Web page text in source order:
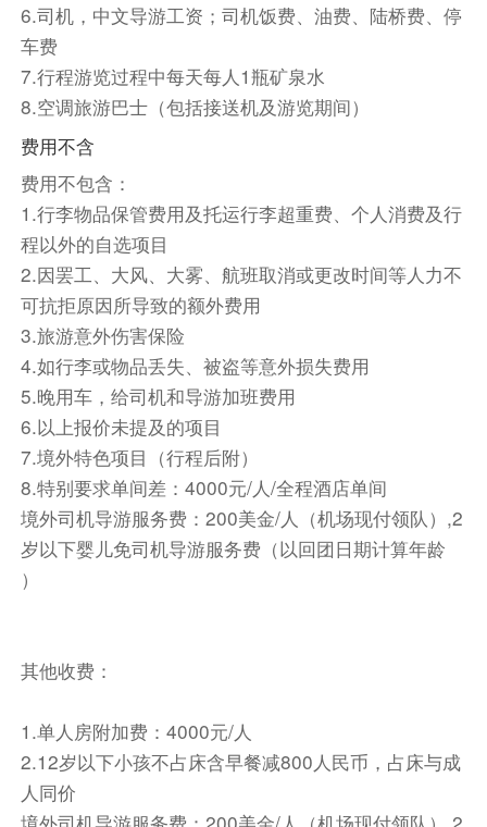
第3天 安卡拉 卡帕多奇亚
早餐后乘车前往卡帕多奇亚，途径【图兹湖盐湖】
（约20分钟）游览，土耳其中部的内陆咸水湖，
这里被称为土耳其的“天空之境”。面积与水深随季
节变换而变化。通常南北长约80公里，东西宽约
50公里，面积近1,500平方公里。春季湖面可扩大
到2,500平方公里。夏季湖面缩小，水深不到1
米。
随后继续乘车前往卡帕多奇亚（行车约3小时）
——它是世界上最壮观的“风化区”，触目所及尽是
被“吹残”后的天然石雕。卡帕多奇亚奇石林，此地
奇特之天然奇景，举世闻名，其大约于三百万年
前，由于火山爆发，熔岩及火山灰覆盖该地，后经
长期风化侵蚀，成为现在特殊地形。千姿百态的石
头，各种稀奇古怪的造型，使人感叹是否来到了外
星球美国的科幻大片《星球大战》曾在此取景。由
于风景独特，联合国现已将该区列入“世界遗产”的
世界文化与自然混合遗产。格莱美露天博物馆是土
上有着许多形状奇特的小山峰拔地而起，有的成了
圆锥形，有的则成了圆柱形和蘑菇形，有的上罩圆
锥形石块，像是头上带了顶帽子，千奇百怪。造成
这地区奇特的地理环境，始于公元6世纪时期基督
6.司机，中文导游工资；司机饭费、油费、陆桥费、停
车费
7.行程游览过程中每天每人1瓶矿泉水
8.空调旅游巴士（包括接送机及游览期间）
费用不含
费用不包含：
1.行李物品保管费用及托运行李超重费、个人消费及行
程以外的自选项目
2.因罢工、大风、大雾、航班取消或更改时间等人力不
可抗拒原因所导致的额外费用
3.旅游意外伤害保险
4.如行李或物品丢失、被盗等意外损失费用
5.晚用车，给司机和导游加班费用
6.以上报价未提及的项目
7.境外特色项目（行程后附）
8.特别要求单间差：4000元/人/全程酒店单间
境外司机导游服务费：200美金/人（机场现付领队）,2
岁以下婴儿免司机导游服务费（以回团日期计算年龄
）
其他收费：
1.单人房附加费：4000元/人
2.12岁以下小孩不占床含早餐减800人民币，占床与成
人同价